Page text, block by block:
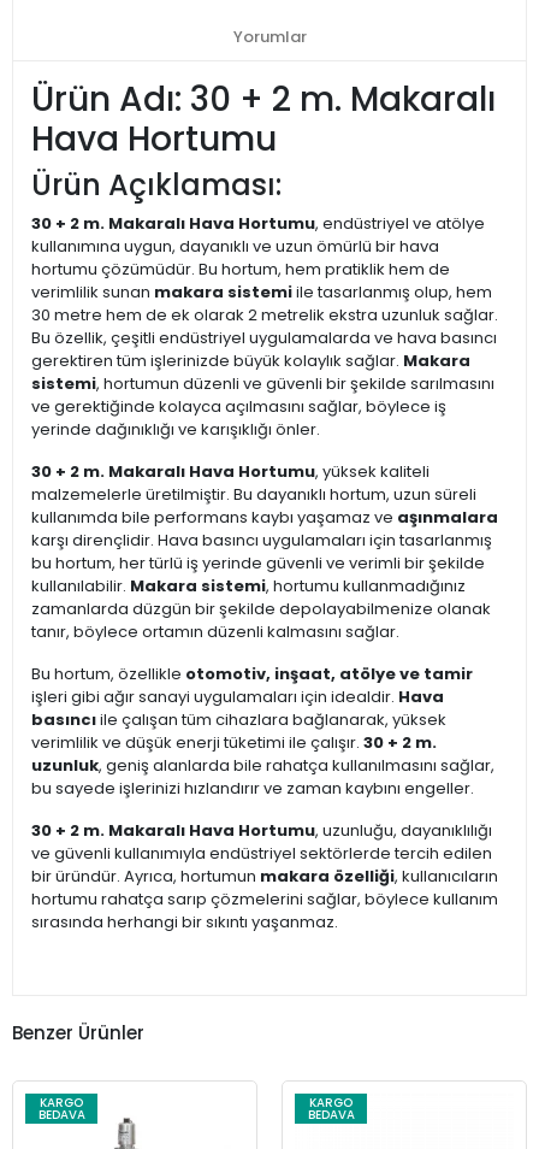
Yorumlar
Ürün Adı: 30 + 2 m. Makaralı
Hava Hortumu
Ürün Açıklaması:
30 + 2 m. Makaralı Hava Hortumu, endüstriyel ve atölye
kullanımına uygun, dayanıklı ve uzun ömürlü bir hava
hortumu çözümüdür. Bu hortum, hem pratiklik hem de
verimlilik sunan makara sistemiile tasarlanmış olup, hem
30 metre hem de ek olarak 2 metrelik ekstra uzunluk sağlar.
Bu özellik, çeşitli endüstriyel uygulamalarda ve hava basıncı
gerektiren tüm işlerinizde büyük kolaylık sağlar. Makara
sistemi, hortumun düzenli ve güvenli bir şekilde sarılmasını
ve gerektiğinde kolayca açılmasını sağlar, böylece iş
yerinde dağınıklığı ve karışıklığı önler.
30 + 2 m. Makaralı Hava Hortumu, yüksek kaliteli
malzemelerle üretilmiştir. Bu dayanıklı hortum, uzun süreli
kullanımda bile performans kaybı yaşamaz ve aşınmalara
karşı dirençlidir. Hava basıncı uygulamaları için tasarlanmış
bu hortum, her türlü iş yerinde güvenli ve verimli bir şekilde
kullanılabilir. Makara sistemi, hortumu kullanmadığınız
zamanlarda düzgün bir şekilde depolayabilmenize olanak
tanır, böylece ortamın düzenli kalmasını sağlar.
Bu hortum, özellikle otomotiv, inşaat, atölye ve tamir
işleri gibi ağır sanayi uygulamaları için idealdir. Hava
basıncıile çalışan tüm cihazlara bağlanarak, yüksek
verimlilik ve düşük enerji tüketimi ile çalışır. 30 + 2 m.
uzunluk, geniş alanlarda bile rahatça kullanılmasını sağlar,
bu sayede işlerinizi hızlandırır ve zaman kaybını engeller.
30 + 2 m. Makaralı Hava Hortumu, uzunluğu, dayanıklılığı
ve güvenli kullanımıyla endüstriyel sektörlerde tercih edilen
bir üründür. Ayrıca, hortumun makara özelliği, kullanıcıların
hortumu rahatça sarıp çözmelerini sağlar, böylece kullanım
sırasında herhangi bir sıkıntı yaşanmaz.
Benzer Ürünler
KARGO
BEDAVA
KARGO
BEDAVA